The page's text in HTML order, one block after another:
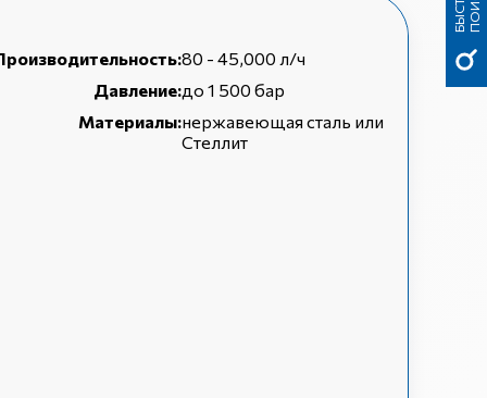
80 - 45,000 л/ч
Давление:до 1 500 бар
Материалы:нержавеющая сталь или
Стеллит